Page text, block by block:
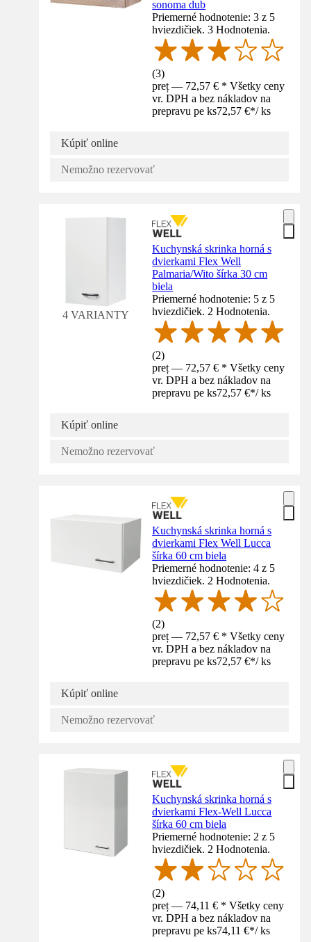
sonoma dub
Priemerné hodnotenie: 3 z 5
hviezdičiek. 3 Hodnotenia.
(3)
preț — 72,57 € * Všetky ceny
vr. DPH a bez nákladov na
prepravu pe ks72,57 €*/ ks
Kúpiť online
Nemožno rezervovať
4 VARIANTY
Kuchynská skrinka horná s
dvierkami Flex Well
Palmaria/Wito šírka 30 cm
biela
Priemerné hodnotenie: 5 z 5
hviezdičiek. 2 Hodnotenia.
(2)
preț — 72,57 € * Všetky ceny
vr. DPH a bez nákladov na
prepravu pe ks72,57 €*/ ks
Kúpiť online
Nemožno rezervovať
Kuchynská skrinka horná s
dvierkami Flex Well Lucca
šírka 60 cm biela
Priemerné hodnotenie: 4 z 5
hviezdičiek. 2 Hodnotenia.
(2)
preț — 72,57 € * Všetky ceny
vr. DPH a bez nákladov na
prepravu pe ks72,57 €*/ ks
Kúpiť online
Nemožno rezervovať
Kuchynská skrinka horná s
dvierkami Flex-Well Lucca
šírka 60 cm biela
Priemerné hodnotenie: 2 z 5
hviezdičiek. 2 Hodnotenia.
(2)
preț — 74,11 € * Všetky ceny
vr. DPH a bez nákladov na
prepravu pe ks74,11 €*/ ks